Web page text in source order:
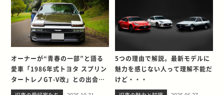
オーナーが“青春の一部”と語る
愛車「1986年式トヨタ スプリン
タートレノGT-V改」との出会
い。そして別れを考える
5つの理由で解説。最新モデルに
魅力を感じない人って理解不能だ
けど・・・